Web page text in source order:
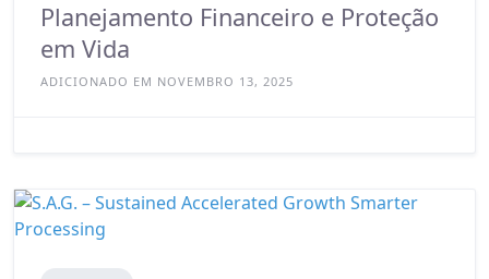
Planejamento Financeiro e Proteção
em Vida
ADICIONADO EM NOVEMBRO 13, 2025